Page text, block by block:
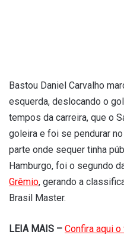
Bastou Daniel Carvalho
esquerda, deslocando o
tempos da carreira, que o
goleira e foi se pendurar
parte onde sequer tinha
Hamburgo, foi o segundo
Grêmio, gerando a
Brasil Master.
LEIA MAIS – Confira aqui